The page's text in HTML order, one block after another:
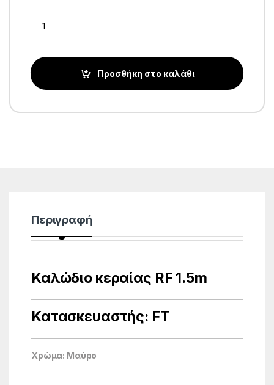
Προσθήκη στο καλάθι
Περιγραφή
Καλώδιο κεραίας RF 1.5m
Κατασκευαστής: FT
Χρώμα: Μαύρο